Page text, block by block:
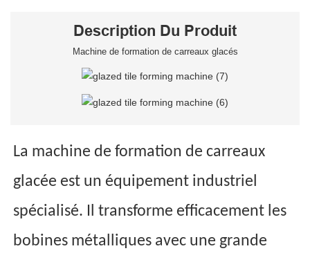
Description Du Produit
Machine de formation de carreaux glacés
La machine de formation de carreaux
glacée est un équipement industriel
spécialisé. Il transforme efficacement les
bobines métalliques avec une grande